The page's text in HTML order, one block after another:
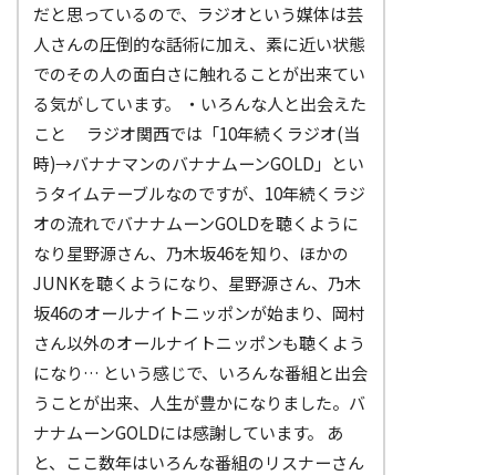
だと思っているので、ラジオという媒体は芸
人さんの圧倒的な話術に加え、素に近い状態
でのその人の面白さに触れることが出来てい
る気がしています。 ・いろんな人と出会えた
こと ラジオ関西では「10年続くラジオ(当
時)→バナナマンのバナナムーンGOLD」とい
うタイムテーブルなのですが、10年続くラジ
オの流れでバナナムーンGOLDを聴くように
なり星野源さん、乃木坂46を知り、ほかの
JUNKを聴くようになり、星野源さん、乃木
坂46のオールナイトニッポンが始まり、岡村
さん以外のオールナイトニッポンも聴くよう
になり… という感じで、いろんな番組と出会
うことが出来、人生が豊かになりました。バ
ナナムーンGOLDには感謝しています。 あ
と、ここ数年はいろんな番組のリスナーさん